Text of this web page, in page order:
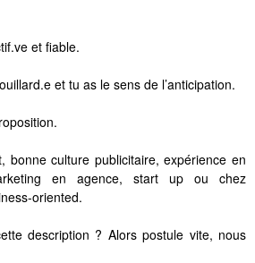
et fiable.
et tu as le sens de l’anticipation.
bonne culture publicitaire, expérience en
en agence, start up ou chez
oriented.
description ? Alors postule vite, nous